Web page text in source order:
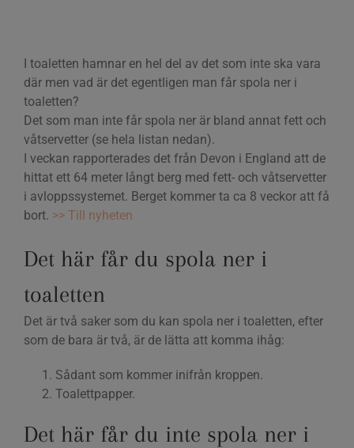
I toaletten hamnar en hel del av det som inte ska vara
där men vad är det egentligen man får spola ner i
toaletten?
Det som man inte får spola ner är bland annat fett och
våtservetter (se hela listan nedan).
I veckan rapporterades det från Devon i England att de
hittat ett 64 meter långt berg med fett- och våtservetter
i avloppssystemet. Berget kommer ta ca 8 veckor att få
bort. >> Till nyheten
Det här får du spola ner i
toaletten
Det är två saker som du kan spola ner i toaletten, efter
som de bara är två, är de lätta att komma ihåg:
Sådant som kommer inifrån kroppen.
Toalettpapper.
Det här får du inte spola ner i